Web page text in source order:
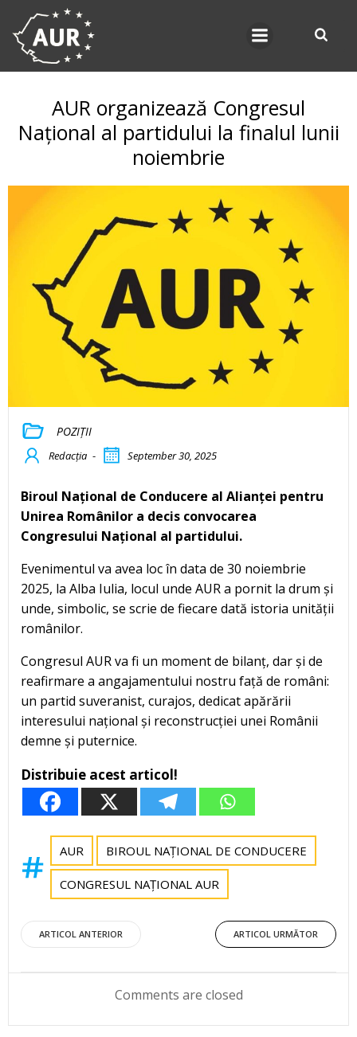
AUR organizează Congresul
Național al partidului la finalul lunii
noiembrie
POZIȚII
Redacția - September 30, 2025
Biroul Național de Conducere al Alianței pentru
Unirea Românilor a decis convocarea
Congresului Național al partidului.
Evenimentul va avea loc în data de 30 noiembrie
2025, la Alba Iulia, locul unde AUR a pornit la drum și
unde, simbolic, se scrie de fiecare dată istoria unității
românilor.
Congresul AUR va fi un moment de bilanț, dar și de
reafirmare a angajamentului nostru față de români:
un partid suveranist, curajos, dedicat apărării
interesului național și reconstrucției unei Românii
demne și puternice.
Distribuie acest articol!
AUR BIROUL NAȚIONAL DE CONDUCERE
CONGRESUL NAȚIONAL AUR
Post
navigation
ARTICOL ANTERIOR
Post
navigation
ARTICOL URMĂTOR
Comments are closed